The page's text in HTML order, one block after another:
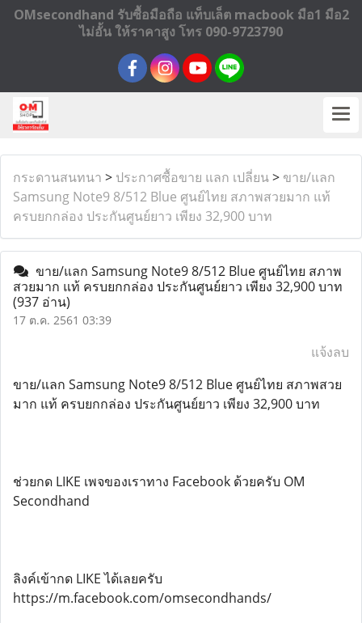
OMsecondhand รับซื้อมือถือ แท็บเล็ต macbook มือ1 มือ2
ไม่อั้น ให้ราคาสูง โทร 090-9723790
กระดานสนทนา > ประกาศซื้อขาย แลก เปลี่ยน> ขาย/แลก
Samsung Note9 8/512 Blue ศูนย์ไทย สภาพสวยมาก แท้
ครบยกกล่อง ประกันศูนย์ยาว เพียง 32,900 บาท
ขาย/แลก Samsung Note9 8/512 Blue ศูนย์ไทย สภาพ
สวยมาก แท้ ครบยกกล่อง ประกันศูนย์ยาว เพียง 32,900 บาท
(937 อ่าน)
17 ต.ค. 2561 03:39
แจ้งลบ
ขาย/แลก Samsung Note9 8/512 Blue ศูนย์ไทย สภาพสวย
มาก แท้ ครบยกกล่อง ประกันศูนย์ยาว เพียง 32,900 บาท
ช่วยกด LIKE เพจของเราทาง Facebook ด้วยครับ OM
Secondhand
ลิงค์เข้ากด LIKE ได้เลยครับ
https://m.facebook.com/omsecondhands/